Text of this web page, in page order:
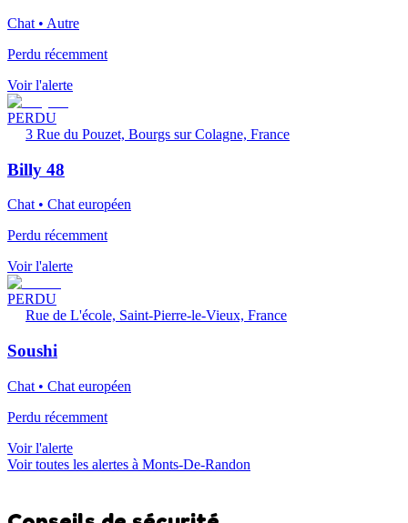
Chat • Autre
Perdu récemment
Voir l'alerte
PERDU
3 Rue du Pouzet, Bourgs sur Colagne, France
Billy 48
Chat • Chat européen
Perdu récemment
Voir l'alerte
PERDU
Rue de L'école, Saint-Pierre-le-Vieux, France
Soushi
Chat • Chat européen
Perdu récemment
Voir l'alerte
Voir toutes les alertes à Monts-De-Randon